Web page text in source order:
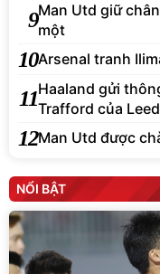
9Man Utd giữ
một
10Arsenal tranh
11Haaland gửi
Trafford của
12Man Utd được
NỔI BẬT